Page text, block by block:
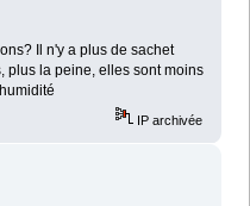
Il n'y a plus de sachet
plus la peine, elles sont moins
IP archivée